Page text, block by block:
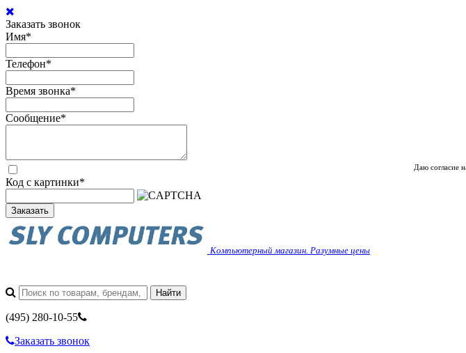
Заказать звонок
Имя*
Телефон*
Время звонка*
Сообщение*
Даю согласие
Код с картинки*
Заказать
Компьютерный магазин. Разумные цены
(495) 280-10-55
Заказать звонок